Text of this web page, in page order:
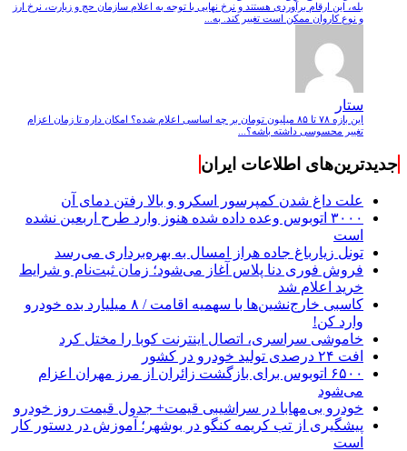
بله، این ارقام برآوردی هستند و نرخ نهایی با توجه به اعلام سازمان حج و زیارت، نرخ ارز
و نوع کاروان ممکن است تغییر کند. به...
ستار
این بازه ۷۸ تا ۸۵ میلیون تومان بر چه اساسی اعلام شده؟ امکان داره تا زمان اعزام
تغییر محسوسی داشته باشه؟...
جدیدترین‌های اطلاعات ایران
علت داغ شدن کمپرسور اسکرو و بالا رفتن دمای آن
۳۰۰۰ اتوبوس وعده داده شده هنوز وارد طرح اربعین نشده
است
تونل زیارباغ جاده هراز امسال به بهره‌برداری می‌رسد
فروش فوری دنا پلاس آغاز می‌شود؛ زمان ثبت‌نام و شرایط
خرید اعلام شد
کاسبی خارج‌نشین‌ها با سهمیه اقامت / ۸ میلیارد بده خودرو
وارد کن!
خاموشی سراسری، اتصال اینترنت کوبا را مختل کرد
افت ۲۴ درصدی تولید خودرو در کشور
۶۵۰۰ اتوبوس برای بازگشت زائران از مرز مهران اعزام
می‌شود
خودرو بی‌مهابا در سراشیبی قیمت+ جدول قیمت روز خودرو
پیشگیری از تب کریمه کنگو در بوشهر؛ آموزش در دستور کار
است